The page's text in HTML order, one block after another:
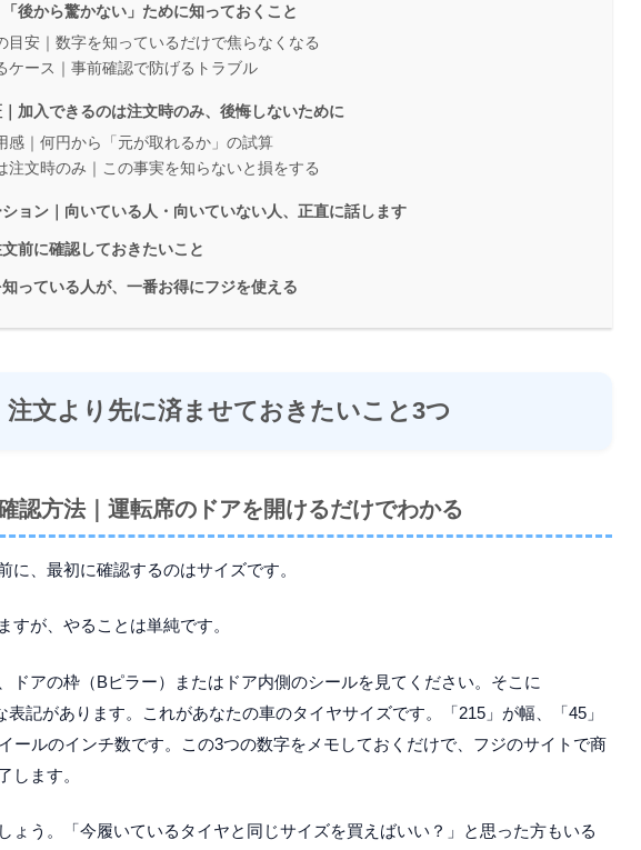
後から驚かない」ために知っておくこと
目安｜数字を知っているだけで焦らなくなる
ケース｜事前確認で防げるトラブル
加入できるのは注文時のみ、後悔しないために
感｜何円から「元が取れるか」の試算
注文時のみ｜この事実を知らないと損をする
ョン｜向いている人・向いていない人、正直に話します
前に確認しておきたいこと
っている人が、一番お得にフジを使える
注文より先に済ませておきたいこと3つ
認方法｜運転席のドアを開けるだけでわかる
に、最初に確認するのはサイズです。
が、やることは単純です。
ドアの枠（Bピラー）またはドア内側のシールを見てください。そこに
表記があります。これがあなたの車のタイヤサイズです。「215」が幅、「45」
ールのインチ数です。この3つの数字をメモしておくだけで、フジのサイトで商
します。
ょう。「今履いているタイヤと同じサイズを買えばいい？」と思った方もいる